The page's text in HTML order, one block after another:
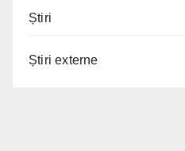
Știri
Știri externe